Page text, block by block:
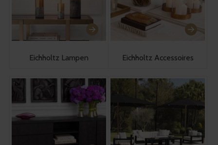
Eichholtz Lampen Eichholtz Accessoires